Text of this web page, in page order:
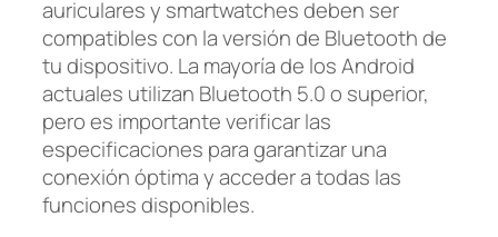
auriculares y smartwatches deben ser
compatibles con la versión de Bluetooth de
tu dispositivo. La mayoría de los Android
actuales utilizan Bluetooth 5.0 o superior,
pero es importante verificar las
especificaciones para garantizar una
conexión óptima y acceder a todas las
funciones disponibles.